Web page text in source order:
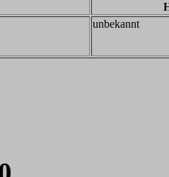
unbekannt